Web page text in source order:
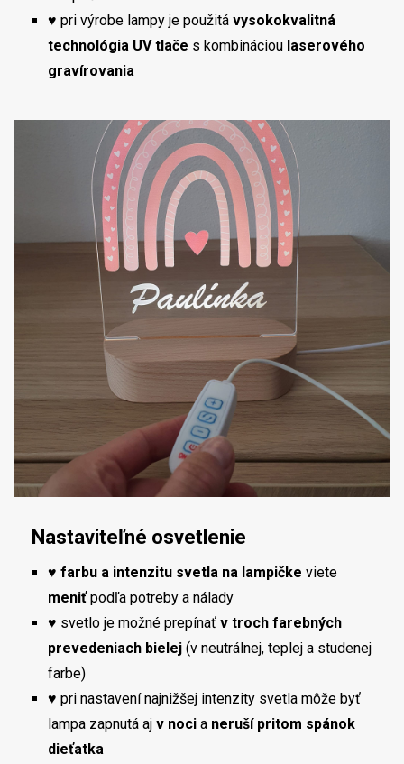
♥ pri výrobe lampy je použitá vysokokvalitná
technológia UV tlače s kombináciou laserového
gravírovania
Nastaviteľné osvetlenie
♥ farbu a intenzitu svetla na lampičke viete
meniťpodľa potreby a nálady
♥ svetlo je možné prepínať v troch farebných
prevedeniach bielej (v neutrálnej, teplej a studenej
farbe)
♥ pri nastavení najnižšej intenzity svetla môže byť
lampa zapnutá aj v noci a neruší pritom spánok
dieťatka